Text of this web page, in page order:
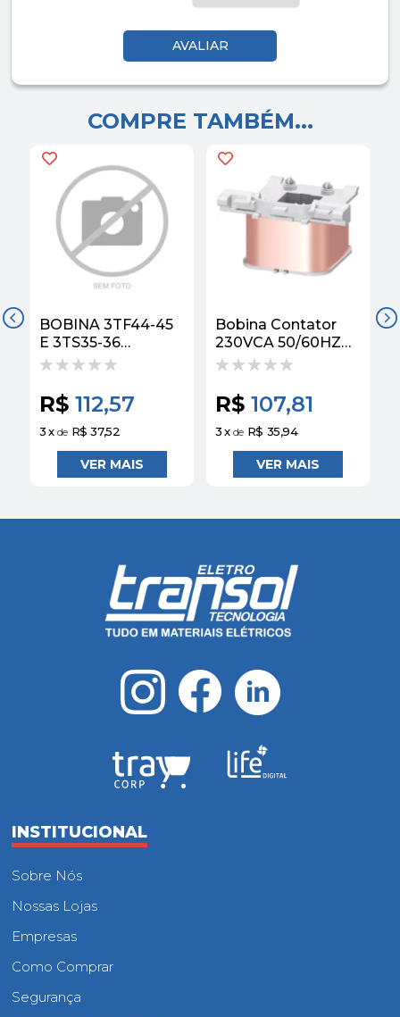
COMPRE TAMBÉM...
BOBINA 3TF44-45
E 3TS35-36
220V/50-60HZ
R$ 112,57
3x de R$ 37,52
Bobina Contator
230VCA 50/60HZ
S2 3RT29345AL21
R$ 107,81
3x de R$ 35,94
INSTITUCIONAL
Sobre Nós
Nossas Lojas
Empresas
Como Comprar
Segurança